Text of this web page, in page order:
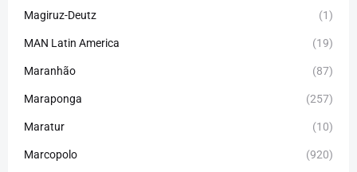
Magiruz-Deutz (1)
MAN Latin America (19)
Maranhão (87)
Maraponga (257)
Maratur (10)
Marcopolo (920)